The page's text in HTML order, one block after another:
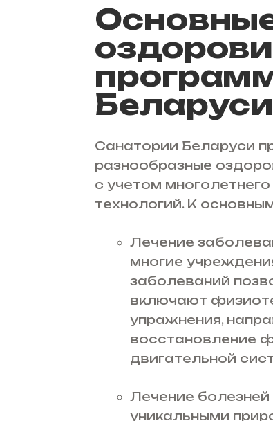
Беларуси
Санатории Беларуси
разнообразные
с учетом
технологий. К
Лечение
многие
заболеваний
включают
упражнения,
восстановление
двигательной
Лечение болезней
уникальными